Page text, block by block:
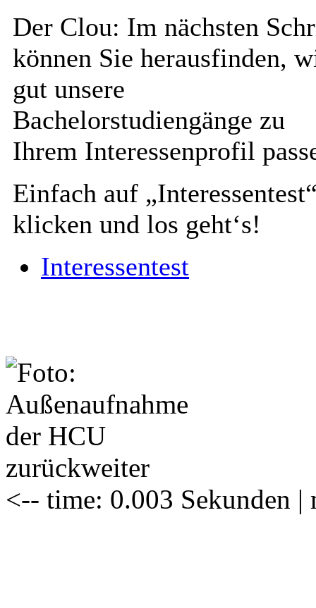
Der Clou: Im nächsten
können Sie herausfinden,
gut unsere
Bachelorstudiengänge zu
Ihrem Interessenprofil
Einfach auf
klicken und los geht‘s!
Interessentest
zurückweiter
<-- time: 0.003 Sekunden